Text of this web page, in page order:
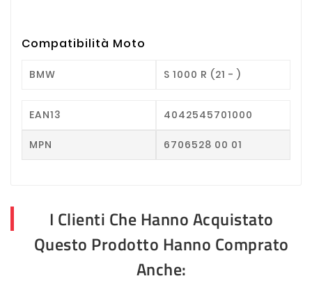
Compatibilità Moto
BMW S 1000 R (21 - )
EAN13 4042545701000
MPN 6706528 00 01
I Clienti Che Hanno Acquistato
Questo Prodotto Hanno Comprato
Anche: